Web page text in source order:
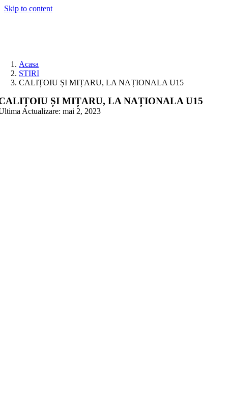
Skip to content
Acasa
STIRI
CALIȚOIU ȘI MIȚARU, LA NAȚIONALA U15
ȘI MIȚARU, LA NAȚIONALA U15
Actualizare: mai 2, 2023